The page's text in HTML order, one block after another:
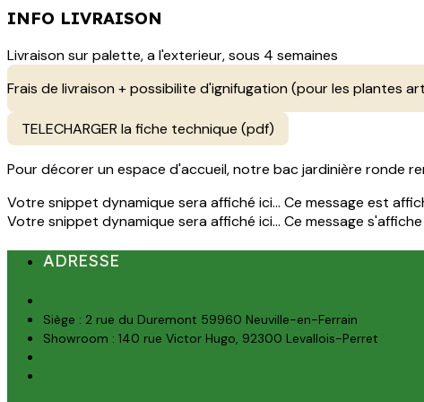
INFO LIVRAISON
Livraison sur palette, a l'exterieur, sous 4 semaines
Frais de livraison + possibilite d'ignifugation (pour les plantes
TELECHARGER la fiche technique (pdf)
Pour décorer un espace d'accueil, notre bac jardinière ronde
Votre snippet dynamique sera affiché ici... Ce message est
Votre snippet dynamique sera affiché ici... Ce message
ADRESSE
Siège : 2 rue du Duremont 59960 Neuville-en-Ferrain
Showroom : 140 rue Victor Hugo, 92300 Levallois-Perret